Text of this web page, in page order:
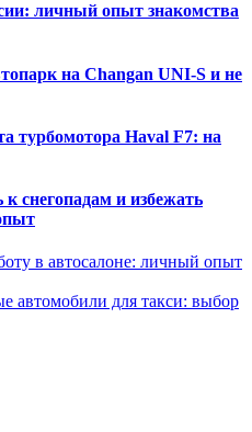
личный опыт знакомства
на Changan UNI-S и не
турбомотора Haval F7: на
снегопадам и избежать
в автосалоне: личный опыт
автомобили для такси: выбор